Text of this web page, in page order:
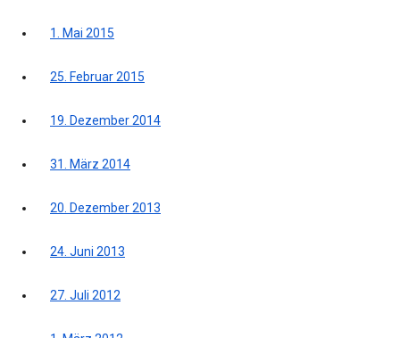
1. Mai 2015
25. Februar 2015
19. Dezember 2014
31. März 2014
20. Dezember 2013
24. Juni 2013
27. Juli 2012